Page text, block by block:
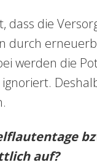
dass die
durch
werden die
auf?